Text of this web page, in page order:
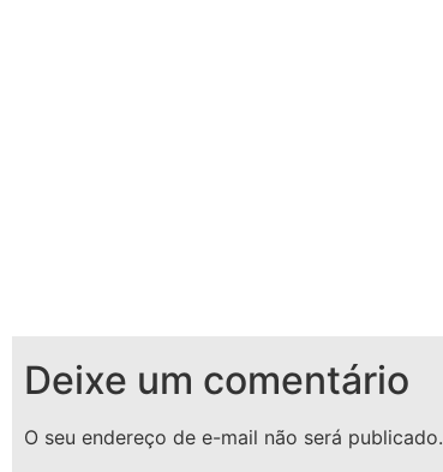
Deixe um comentário
O seu endereço de e-mail não será publicado.